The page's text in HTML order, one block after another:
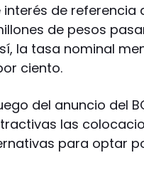
de referencia
de pesos
la tasa nominal
ciento.
del anuncio del
las
para optar